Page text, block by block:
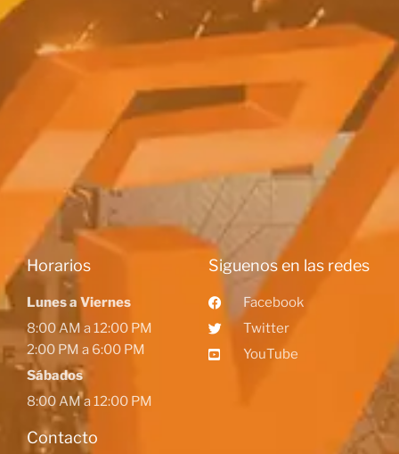
Horarios
Lunes a Viernes
8:00 AM a 12:00 PM
2:00 PM a 6:00 PM
Sábados
8:00 AM a 12:00 PM
Contacto
Siguenos en las redes
Facebook
Twitter
YouTube